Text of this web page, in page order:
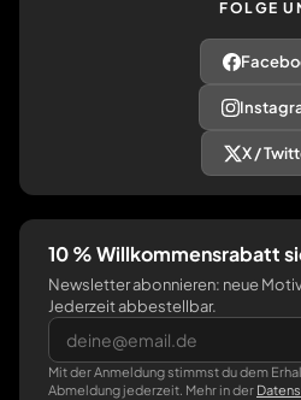
FOLGE
X /
10 % Willkommensrabatt
Newsletter abonnieren: neue
Jederzeit abbestellbar.
Mit der Anmeldung stimmst du dem
Abmeldung jederzeit. Mehr in der